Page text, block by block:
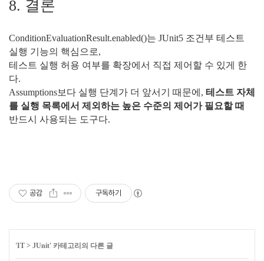
8. 결론
ConditionEvaluationResult.enabled()는 JUnit5 조건부 테스트
실행 기능의 핵심으로,
테스트 실행 허용 여부를 확장에서 직접 제어할 수 있게 한
다.
Assumptions보다 실행 단계가 더 앞서기 때문에, 테스트 자체
를 실행 목록에서 제외하는 높은 수준의 제어가 필요할 때
반드시 사용되는 도구다.
공감 구독하기
'IT > JUnit' 카테고리의 다른 글